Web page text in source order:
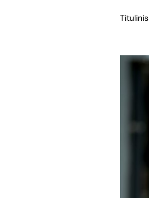
Titulinis